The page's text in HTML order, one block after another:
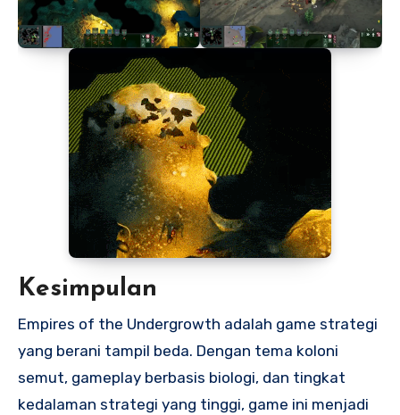
Kesimpulan
Empires of the Undergrowth adalah game strategi
yang berani tampil beda. Dengan tema koloni
semut, gameplay berbasis biologi, dan tingkat
kedalaman strategi yang tinggi, game ini menjadi